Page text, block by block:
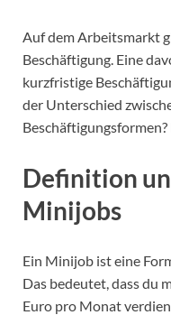
Auf dem Arbeitsmarkt
Beschäftigung. Eine
kurzfristige
der Unterschied
Definition
Minijobs
Ein Minijob ist eine
Das bedeutet, dass du
Euro pro Monat